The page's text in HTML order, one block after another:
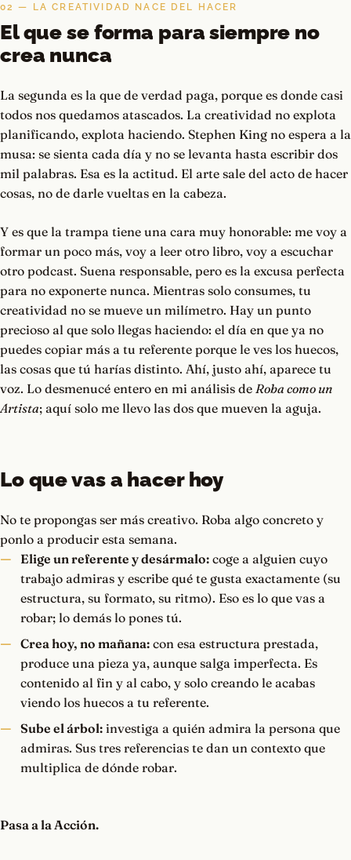
02 — LA CREATIVIDAD NACE DEL HACER
El que se forma para siempre no
crea nunca
La segunda es la que de verdad paga, porque es donde casi
todos nos quedamos atascados. La creatividad no explota
planificando, explota haciendo. Stephen King no espera a la
musa: se sienta cada día y no se levanta hasta escribir dos
mil palabras. Esa es la actitud. El arte sale del acto de hacer
cosas, no de darle vueltas en la cabeza.
Y es que la trampa tiene una cara muy honorable: me voy a
formar un poco más, voy a leer otro libro, voy a escuchar
otro podcast. Suena responsable, pero es la excusa perfecta
para no exponerte nunca. Mientras solo consumes, tu
creatividad no se mueve un milímetro. Hay un punto
precioso al que solo llegas haciendo: el día en que ya no
puedes copiar más a tu referente porque le ves los huecos,
las cosas que tú harías distinto. Ahí, justo ahí, aparece tu
voz. Lo desmenucé entero en mi análisis de Roba como un
Artista; aquí solo me llevo las dos que mueven la aguja.
Lo que vas a hacer hoy
No te propongas ser más creativo. Roba algo concreto y
ponlo a producir esta semana.
Elige un referente y desármalo:coge a alguien cuyo
trabajo admiras y escribe qué te gusta exactamente (su
estructura, su formato, su ritmo). Eso es lo que vas a
robar; lo demás lo pones tú.
Crea hoy, no mañana:con esa estructura prestada,
produce una pieza ya, aunque salga imperfecta. Es
contenido al fin y al cabo, y solo creando le acabas
viendo los huecos a tu referente.
Sube el árbol:investiga a quién admira la persona que
admiras. Sus tres referencias te dan un contexto que
multiplica de dónde robar.
Pasa a la Acción.